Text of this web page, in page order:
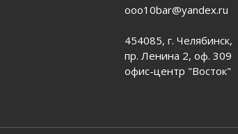
ooo10bar@yandex.ru
454085, г. Челябинск,
пр. Ленина 2, оф. 309
офис-центр "Восток"